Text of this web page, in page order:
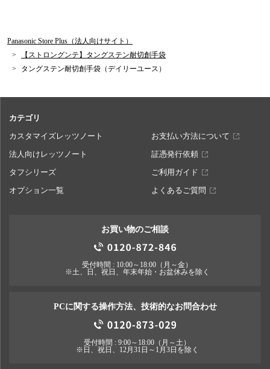
Panasonic Store Plus（法人向けサイト）
【ストロングンテ】タングステン耐切創手袋
タングステン耐切創手袋（デイリーユース）
カテゴリ
カスタマイズレッツノート
お支払い方法について
法人向けレッツノート
証憑発行依頼
タフシリーズ
ご利用ガイド
オプション一覧
よくあるご質問
お買い物のご相談
受付時間 : 10:00～18:00（月～金）
※土、日、祝日、年末年始・お盆休みを除く
PCに関する操作方法、技術的なお問合わせ
受付時間 : 9:00～18:00（月～土）
※日、祝日、12月31日～1月3日を除く